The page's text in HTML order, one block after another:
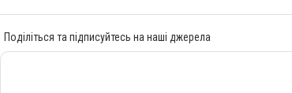
Поділіться та підписуйтесь на наші джерела